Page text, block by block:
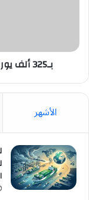
امرأتين
بـ325 ألف يورو.. براد بيت مزيف يحتال على امرأتين
الأشهر